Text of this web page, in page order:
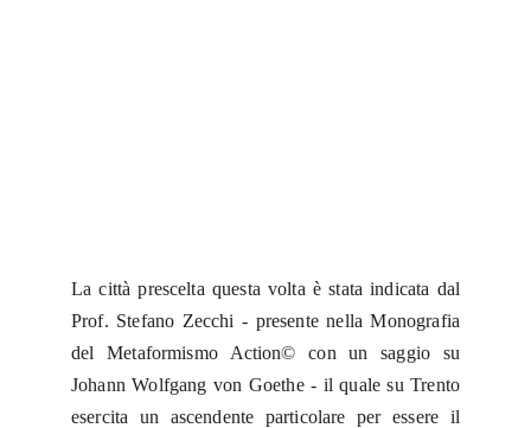
La città prescelta questa volta è stata indicata dal
Prof. Stefano Zecchi - presente nella Monografia
del Metaformismo Action© con un saggio su
Johann Wolfgang von Goethe - il quale su Trento
esercita un ascendente particolare per essere il